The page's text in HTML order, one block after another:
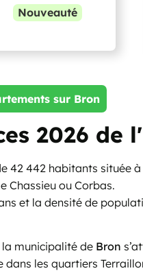
Nouveauté
sur Bron
2026 de
42 442 habitants située
Chassieu ou Corbas.
et la densité de
la municipalité de Bron
les quartiers